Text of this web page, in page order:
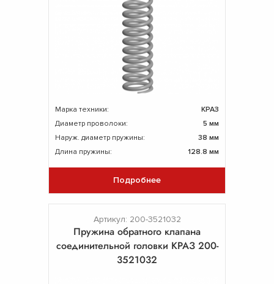
Марка техники:
КРАЗ
Диаметр проволоки:
5 мм
Наруж. диаметр пружины:
38 мм
Длина пружины:
128.8 мм
Подробнее
Артикул: 200-3521032
Пружина обратного клапана
соединительной головки КРАЗ 200-
3521032